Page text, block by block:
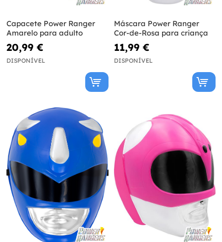
Capacete Power Ranger
Amarelo para adulto
20,99 €
DISPONÍVEL
Máscara Power Ranger
Cor-de-Rosa para criança
11,99 €
DISPONÍVEL